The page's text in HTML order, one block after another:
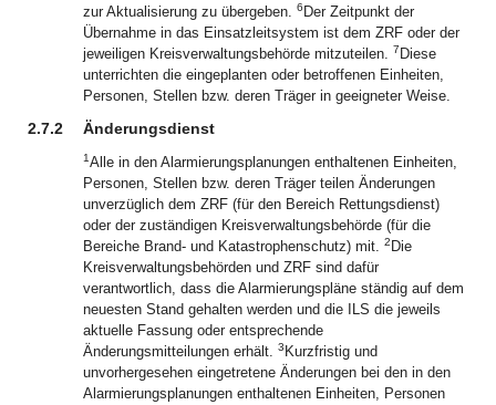
zur Aktualisierung zu übergeben. 6 Der Zeitpunkt der
Übernahme in das Einsatzleitsystem ist dem ZRF oder der
jeweiligen Kreisverwaltungsbehörde mitzuteilen. 7 Diese
unterrichten die eingeplanten oder betroffenen Einheiten,
Personen, Stellen bzw. deren Träger in geeigneter Weise.
2.7.2 Änderungsdienst
1Alle in den Alarmierungsplanungen enthaltenen Einheiten,
Personen, Stellen bzw. deren Träger teilen Änderungen
unverzüglich dem ZRF (für den Bereich Rettungsdienst)
oder der zuständigen Kreisverwaltungsbehörde (für die
Bereiche Brand- und Katastrophenschutz) mit. 2 Die
Kreisverwaltungsbehörden und ZRF sind dafür
verantwortlich, dass die Alarmierungspläne ständig auf dem
neuesten Stand gehalten werden und die ILS die jeweils
aktuelle Fassung oder entsprechende
Änderungsmitteilungen erhält. 3 Kurzfristig und
unvorhergesehen eingetretene Änderungen bei den in den
Alarmierungsplanungen enthaltenen Einheiten, Personen